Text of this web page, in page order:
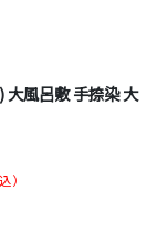
風呂敷 手捺染 大
）